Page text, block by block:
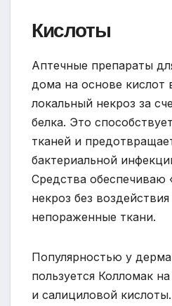
Кислоты
Аптечные препараты
дома на основе кислот
локальный некроз за
белка. Это
тканей и
бактериальной
Средства обеспечиваю
некроз без
непораженные ткани.
Популярностью у
пользуется Колломак
и салициловой